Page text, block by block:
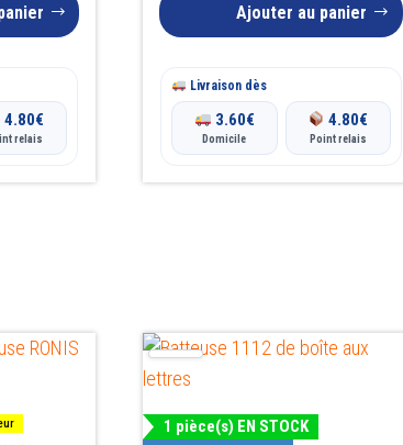
4.80€
relais
Ajouter au panier
Livraison dès
3.60€
Domicile
4.80€
Point relais
1 pièce(s) EN STOCK